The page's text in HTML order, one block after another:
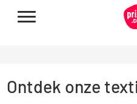
Ontdek onze